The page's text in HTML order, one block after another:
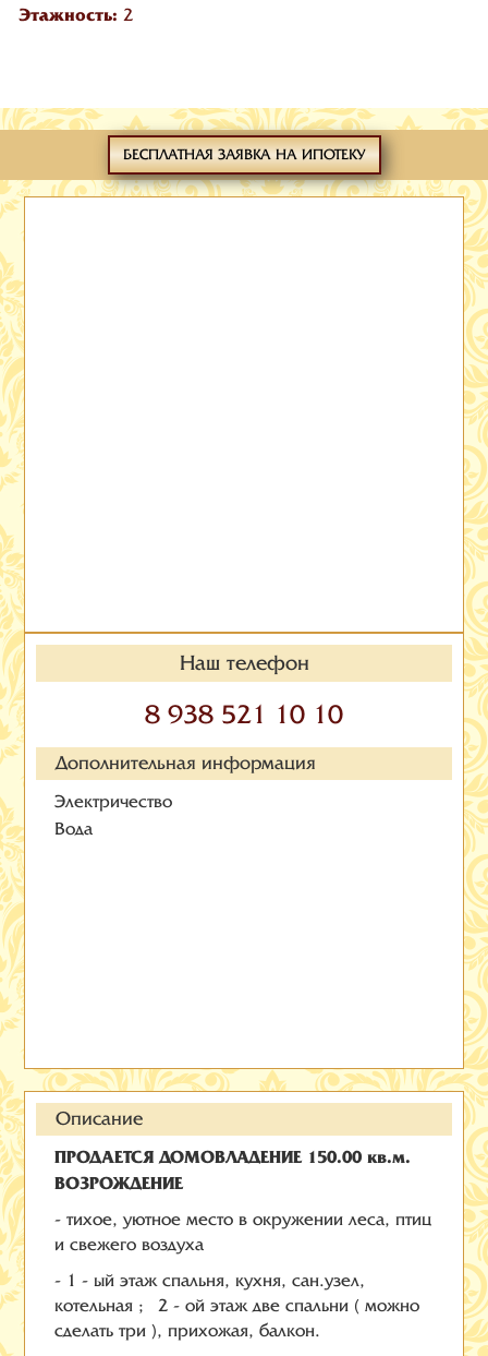
Этажность: 2
БЕСПЛАТНАЯ ЗАЯВКА НА ИПОТЕКУ
Наш телефон
8 938 521 10 10
Дополнительная информация
Электричество
Вода
Описание
ПРОДАЕТСЯ ДОМОВЛАДЕНИЕ 150.00 кв.м.
ВОЗРОЖДЕНИЕ
- тихое, уютное место в окружении леса, птиц
и свежего воздуха
- 1 - ый этаж спальня, кухня, сан.узел,
котельная ; 2 - ой этаж две спальни ( можно
сделать три ), прихожая, балкон.